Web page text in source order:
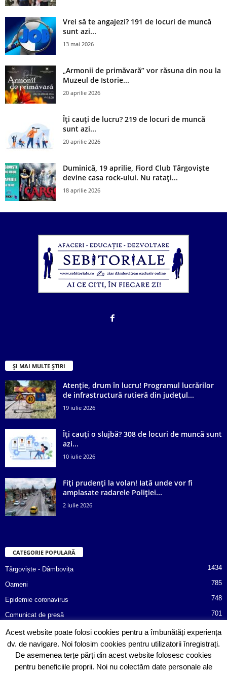
Vrei să te angajezi? 191 de locuri de muncă
sunt azi...
13 mai 2026
„Armonii de primăvară” vor răsuna din nou la
Muzeul de Istorie...
20 aprilie 2026
Îți cauți de lucru? 219 de locuri de muncă
sunt azi...
20 aprilie 2026
Duminică, 19 aprilie, Fiord Club Târgoviște
devine casa rock-ului. Nu ratați...
18 aprilie 2026
ȘI MAI MULTE ȘTIRI
Atenție, drum în lucru! Programul lucrărilor
de infrastructură rutieră din județul...
19 iulie 2026
Îți cauți o slujbă? 308 de locuri de muncă sunt
azi...
10 iulie 2026
Fiți prudenți la volan! Iată unde vor fi
amplasate radarele Poliției...
2 iulie 2026
CATEGORIE POPULARĂ
Târgoviște - Dâmbovița 1434
Oameni 785
Epidemie coronavirus 748
Comunicat de presă 701
Afaceri 487
Poliția informează! 366
Consiliul Județean Dâmbovița
Acest website poate folosi cookies pentru a îmbunătăți experiența
dv. de navigare. Noi folosim cookies pentru utilizatorii înregistrați.
De asemenea terțe părți din acest website folosesc cookies
pentru beneficiile proprii. Noi nu colectăm date personale ale